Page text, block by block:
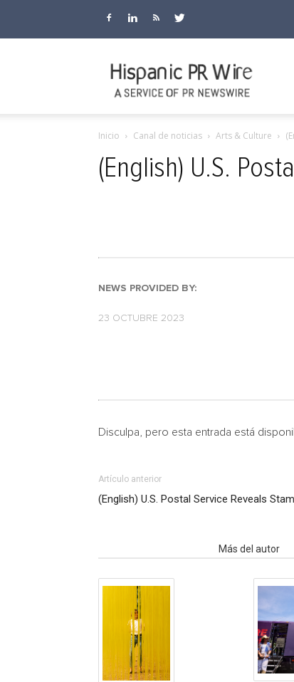
Inicio Canal de noticias Arts & Culture
(English) U.S.
NEWS PROVIDED BY:
23 OCTUBRE 2023
Disculpa, pero esta entrada está
Artículo anterior
(English) U.S. Postal Service Reveals
Más del autor